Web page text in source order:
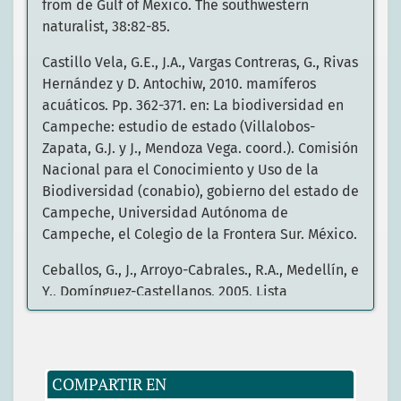
COMPARTIR EN
from de Gulf of Mexico. The southwestern
naturalist, 38:82-85.
Castillo Vela, G.E., J.A., Vargas Contreras, G., Rivas
Hernández y D. Antochiw, 2010. mamíferos
acuáticos. Pp. 362-371. en: La biodiversidad en
Campeche: estudio de estado (Villalobos-
Zapata, G.J. y J., Mendoza Vega. coord.). Comisión
Nacional para el Conocimiento y Uso de la
Biodiversidad (conabio), gobierno del estado de
Campeche, Universidad Autónoma de
Campeche, el Colegio de la Frontera Sur. México.
Ceballos, G., J., Arroyo-Cabrales., R.A., Medellín, e
Y., Domínguez-Castellanos, 2005. Lista
actualizada de los mamíferos de México.
Delgado Estrella, A., I., López-Hernández y L.E.,
Vázquez Maldonado. 1998. Registro de